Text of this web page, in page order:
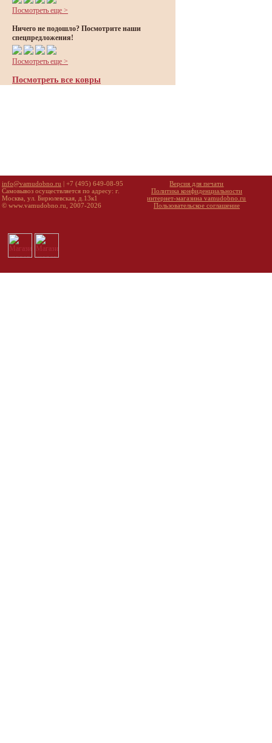
Посмотреть еще >
Ничего не подошло? Посмотрите наши
спецпредложения!
Посмотреть еще >
Посмотреть все ковры
info@vamudobno.ru | +7 (495) 649-08-95
Самовывоз осуществляется по адресу: г.
Москва, ул. Бирюлевская, д.13к1
© www.vamudobno.ru, 2007-2026
Версия для печати
Политика конфиденциальности
интернет-магазина vamudobno.ru
Пользовательское соглашение